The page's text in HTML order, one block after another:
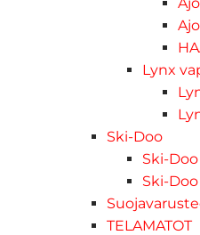
Lynx
Ski-Doo
Ski-
Ski-
TELAMATOT